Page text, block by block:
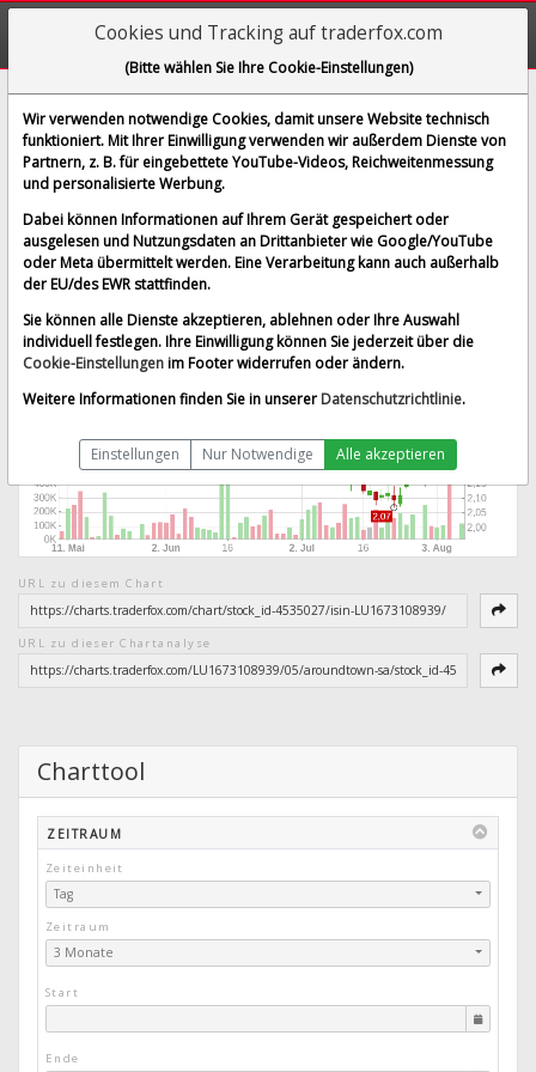
Aroundtown S.A.
[WKN A2DW8Z | ISIN LU1673108939]
2,192 € 1,29 %
Echtzeit-Aktienkurs vom 07.08.2026 um 15:01 Uhr
Börse Stuttgart Splitbereinigt
URL zu diesem Chart
URL zu dieser Chartanalyse
Charttool
ZEITRAUM
Zeiteinheit
Tag
Zeitraum
3 Monate
Start
Ende
Cookies und Tracking auf traderfox.com
(Bitte wählen Sie Ihre Cookie-Einstellungen)
Wir verwenden notwendige Cookies, damit unsere Website technisch
funktioniert. Mit Ihrer Einwilligung verwenden wir außerdem Dienste von
Partnern, z. B. für eingebettete YouTube-Videos, Reichweitenmessung
und personalisierte Werbung.
Dabei können Informationen auf Ihrem Gerät gespeichert oder
ausgelesen und Nutzungsdaten an Drittanbieter wie Google/YouTube
oder Meta übermittelt werden. Eine Verarbeitung kann auch außerhalb
der EU/des EWR stattfinden.
Sie können alle Dienste akzeptieren, ablehnen oder Ihre Auswahl
individuell festlegen. Ihre Einwilligung können Sie jederzeit über die
Cookie-Einstellungenim Footer widerrufen oder ändern.
Weitere Informationen finden Sie in unserer Datenschutzrichtlinie.
Einstellungen Nur Notwendige Alle akzeptieren